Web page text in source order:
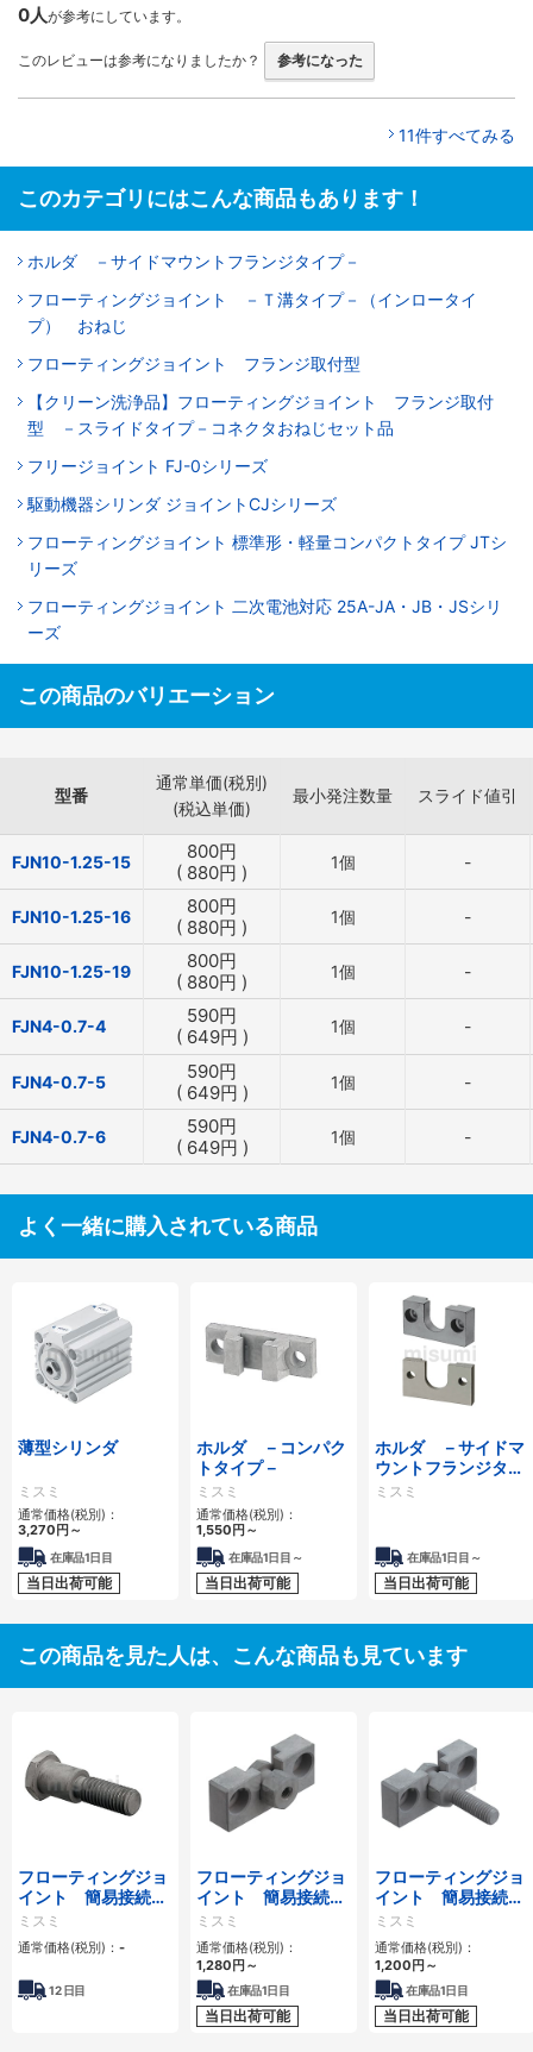
0人が参考にしています。
このレビューは参考になりましたか？ 参考になった
11件すべてみる
このカテゴリにはこんな商品もあります！
ホルダ －サイドマウントフランジタイプ－
フローティングジョイント －Ｔ溝タイプ－（インロータイ
プ） おねじ
フローティングジョイント フランジ取付型
【クリーン洗浄品】フローティングジョイント フランジ取付
型 －スライドタイプ－コネクタおねじセット品
フリージョイント FJ-0シリーズ
駆動機器シリンダ ジョイントCJシリーズ
フローティングジョイント 標準形・軽量コンパクトタイプ JTシ
リーズ
フローティングジョイント 二次電池対応 25A-JA・JB・JSシリ
ーズ
この商品のバリエーション
型番
通常単価(税別)
(税込単価)
最小発注数量 スライド値引
FJN10-1.25-15 800円
( 880円 ) 1個 -
FJN10-1.25-16 800円
( 880円 ) 1個 -
FJN10-1.25-19 800円
( 880円 ) 1個 -
FJN4-0.7-4 590円
( 649円 ) 1個 -
FJN4-0.7-5 590円
( 649円 ) 1個 -
FJN4-0.7-6 590円
( 649円 ) 1個 -
よく一緒に購入されている商品
薄型シリンダ
ミスミ
通常価格(税別)：
3,270 円 ～
在庫品1日目
当日出荷可能
ホルダ －コンパク
トタイプ－
ミスミ
通常価格(税別)：
1,550 円 ～
在庫品1日目～
当日出荷可能
ホルダ －サイドマ
ウントフランジタイ
プ－
ミスミ
在庫品1日目～
当日出荷可能
この商品を見た人は、こんな商品も見ています
フローティングジョ
イント 簡易接続
型 －【おねじ】
セパレ－トタイプ－
ミスミ
通常価格(税別)： -
12日目
フローティングジョ
イント 簡易接続
型 － 【めね
じ】 シリンダコネ
クタ・ホルダセッ
ト －
ミスミ
通常価格(税別)：
1,280 円 ～
在庫品1日目
当日出荷可能
フローティングジョ
イント 簡易接続
型 －【おねじ】
シリンダコネクタ・
ホルダセット －
ミスミ
通常価格(税別)：
1,200 円 ～
在庫品1日目
当日出荷可能